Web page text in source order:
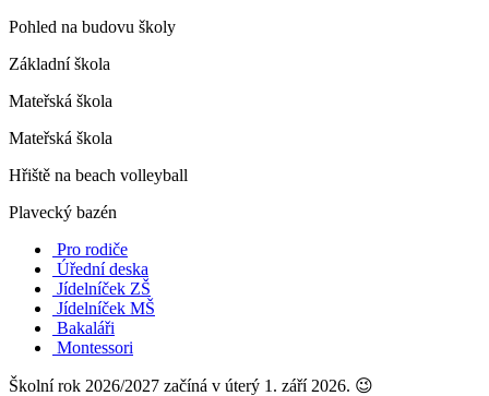
Pohled na budovu školy
Základní škola
Mateřská škola
Mateřská škola
Hřiště na beach volleyball
Plavecký bazén
Pro rodiče
Úřední deska
Jídelníček ZŠ
Jídelníček MŠ
Bakaláři
Montessori
Školní rok 2026/2027 začíná v úterý 1. září 2026. 😉